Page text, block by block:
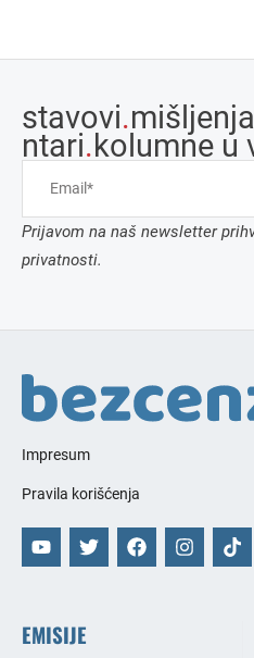
stavovi.mišljenja
ntari.kolumne u
Prijavom na naš newsletter
privatnosti.
Impresum
Pravila korišćenja
EMISIJE